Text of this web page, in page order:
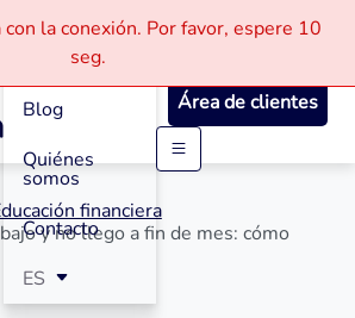
la conexión. Por favor, espere 10
seg.
Cómo
Funciona
Blog
Quiénes
somos
Contacto
ES
Área de clientes
financiera
y no llego a fin de mes: cómo